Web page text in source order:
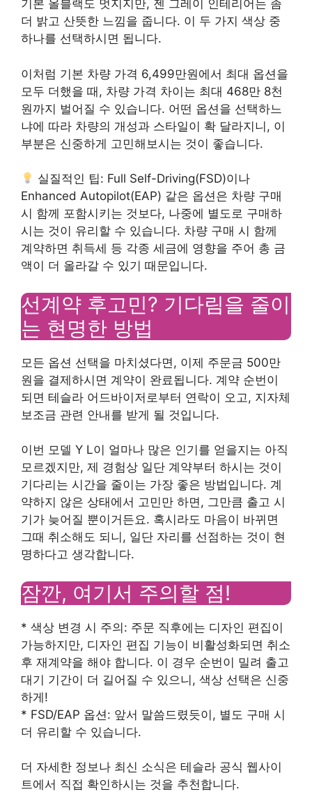
기본 올블랙도 멋지지만, 젠 그레이 인테리어는 좀
더 밝고 산뜻한 느낌을 줍니다. 이 두 가지 색상 중
하나를 선택하시면 됩니다.
이처럼 기본 차량 가격 6,499만원에서 최대 옵션을
모두 더했을 때, 차량 가격 차이는 최대 468만 8천
원까지 벌어질 수 있습니다. 어떤 옵션을 선택하느
냐에 따라 차량의 개성과 스타일이 확 달라지니, 이
부분은 신중하게 고민해보시는 것이 좋습니다.
실질적인 팁: Full Self-Driving(FSD)이나
Enhanced Autopilot(EAP) 같은 옵션은 차량 구매
시 함께 포함시키는 것보다, 나중에 별도로 구매하
시는 것이 유리할 수 있습니다. 차량 구매 시 함께
계약하면 취득세 등 각종 세금에 영향을 주어 총 금
액이 더 올라갈 수 있기 때문입니다.
선계약 후고민? 기다림을 줄이
는 현명한 방법
모든 옵션 선택을 마치셨다면, 이제 주문금 500만
원을 결제하시면 계약이 완료됩니다. 계약 순번이
되면 테슬라 어드바이저로부터 연락이 오고, 지자체
보조금 관련 안내를 받게 될 것입니다.
이번 모델 Y L이 얼마나 많은 인기를 얻을지는 아직
모르겠지만, 제 경험상 일단 계약부터 하시는 것이
기다리는 시간을 줄이는 가장 좋은 방법입니다. 계
약하지 않은 상태에서 고민만 하면, 그만큼 출고 시
기가 늦어질 뿐이거든요. 혹시라도 마음이 바뀌면
그때 취소해도 되니, 일단 자리를 선점하는 것이 현
명하다고 생각합니다.
잠깐, 여기서 주의할 점!
* 색상 변경 시 주의: 주문 직후에는 디자인 편집이
가능하지만, 디자인 편집 기능이 비활성화되면 취소
후 재계약을 해야 합니다. 이 경우 순번이 밀려 출고
대기 기간이 더 길어질 수 있으니, 색상 선택은 신중
하게!
* FSD/EAP 옵션: 앞서 말씀드렸듯이, 별도 구매 시
더 유리할 수 있습니다.
더 자세한 정보나 최신 소식은 테슬라 공식 웹사이
트에서 직접 확인하시는 것을 추천합니다.